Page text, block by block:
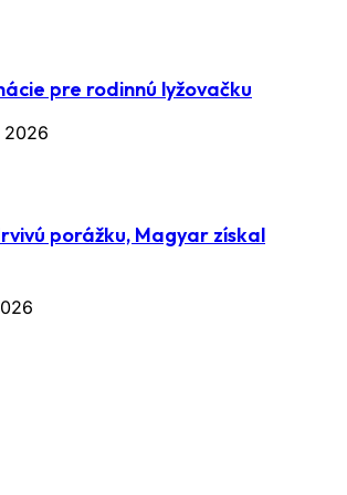
pre rodinnú lyžovačku
2026
porážku, Magyar získal